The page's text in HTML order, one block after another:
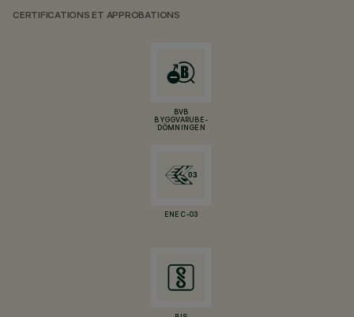
CERTIFICATIONS ET APPROBATIONS
BVB
BYGGVARUBE-
DÖMNINGEN
ENEC-03